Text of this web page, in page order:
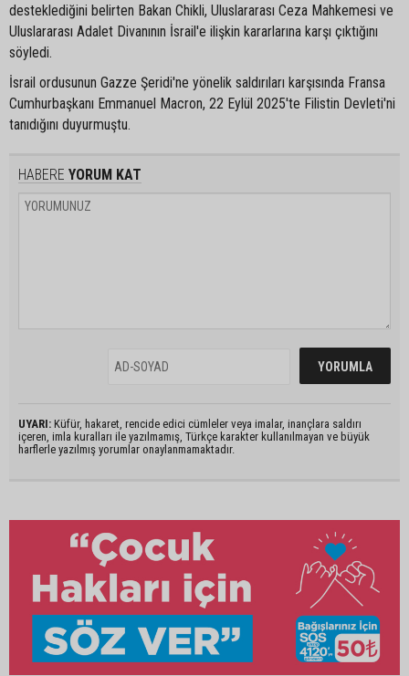
desteklediğini belirten Bakan Chikli, Uluslararası Ceza Mahkemesi ve
Uluslararası Adalet Divanının İsrail'e ilişkin kararlarına karşı çıktığını
söyledi.
İsrail ordusunun Gazze Şeridi'ne yönelik saldırıları karşısında Fransa
Cumhurbaşkanı Emmanuel Macron, 22 Eylül 2025'te Filistin Devleti'ni
tanıdığını duyurmuştu.
HABERE YORUM KAT
UYARI: Küfür, hakaret, rencide edici cümleler veya imalar, inançlara saldırı
içeren, imla kuralları ile yazılmamış, Türkçe karakter kullanılmayan ve büyük
harflerle yazılmış yorumlar onaylanmamaktadır.